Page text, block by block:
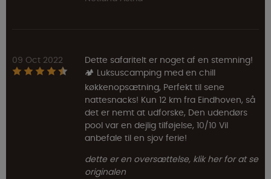
09 Oct 2022
Dette safaritelt er noget af en stemning!
🏕️ Luksuscamping med en chill
køkkenopsætning, Perfekt til sene
nattesnacks! Kun 12 km fra Eindhoven, så
det er nemt at udforske, Den udendørs
pool var en dejlig tilføjelse, 10/10 Vil
anbefale til en sjov ferie!
dette er en oversættelse, klik her for at se
originalen